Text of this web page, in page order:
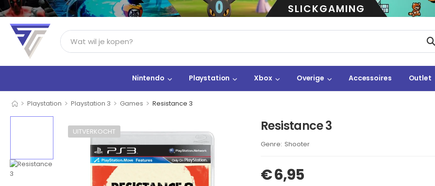
SLICKGAMING
Nintendo Playstation Xbox Overige Accessoires Outlet
> Playstation > Playstation 3 > Games > Resistance 3
UITVERKOCHT Resistance 3
Brand:
Shooter
€6,95